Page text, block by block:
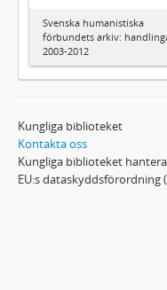
Svenska humanistiska
förbundets arkiv:
2003-2012
Kungliga biblioteket
Kontakta oss
Kungliga biblioteket
EU:s dataskyddsförordning